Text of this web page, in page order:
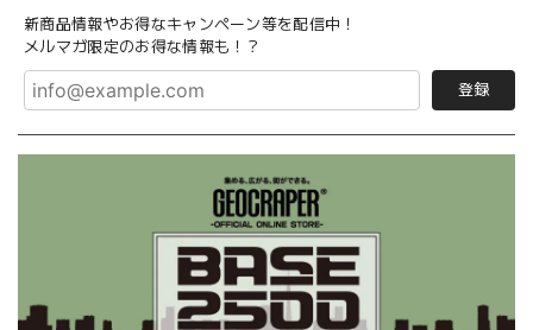
新商品情報やお得なキャンペーン等を配信中！
メルマガ限定のお得な情報も！？
登録